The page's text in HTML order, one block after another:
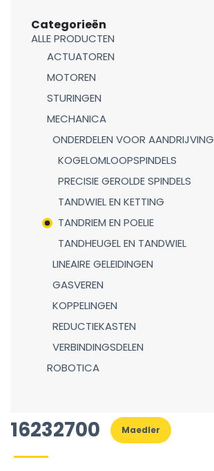
Categorieën
ALLE PRODUCTEN
ACTUATOREN
MOTOREN
STURINGEN
MECHANICA
ONDERDELEN VOOR AANDRIJVING
KOGELOMLOOPSPINDELS
PRECISIE GEROLDE SPINDELS
TANDWIEL EN KETTING
TANDRIEM EN POELIE
TANDHEUGEL EN TANDWIEL
LINEAIRE GELEIDINGEN
GASVEREN
KOPPELINGEN
REDUCTIEKASTEN
VERBINDINGSDELEN
ROBOTICA
16232700 Maedler